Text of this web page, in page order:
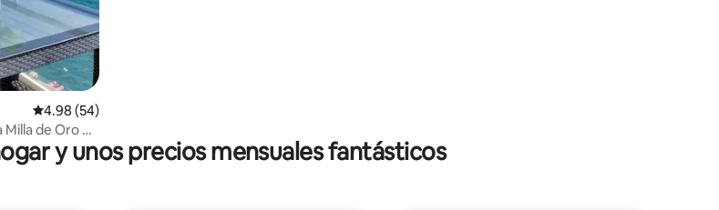
Calificación promedio: 4.98 de 5; 54 evaluaciones
4.98 (54)
de Oro en
y unos precios mensuales fantásticos